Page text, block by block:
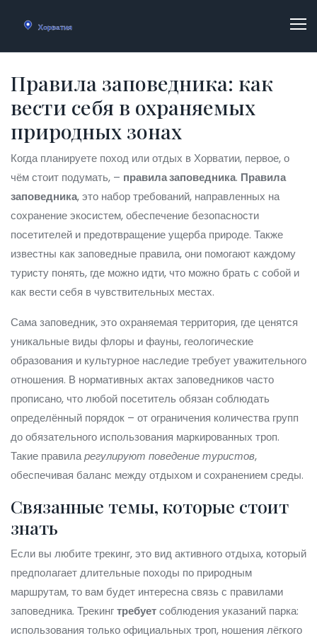
Правила заповедника: как
вести себя в охраняемых
природных зонах
Когда планируете поход или отдых в Хорватии, первое, о
чём стоит подумать, – правила заповедника. Правила
заповедника,это набор требований, направленных на
сохранение экосистем, обеспечение безопасности
посетителей и предотвращение ущерба природе. Также
известны какзаповедные правила, они помогают каждому
туристу понять, где можно идти, что можно брать с собой и
как вести себя в чувствительных местах.
Самазаповедник,это охраняемая территория, где ценятся
уникальные виды флоры и фауны, геологические
образования и культурное наследиетребует уважительного
отношения. В нормативных актах заповедников часто
прописано, что любой посетитель обязан соблюдать
определённый порядок – от ограничения количества групп
до обязательного использования маркированных троп.
Такие правиларегулируют поведение туристов,
обеспечивая баланс между отдыхом и сохранением среды.
Связанные темы, которые стоит
знать
Если вы любитетрекинг,это вид активного отдыха, который
предполагает длительные походы по природным
маршрутам, то вам будет интересна связь с правилами
заповедника. Трекингтребуетсоблюдения указаний парка:
использования только официальных троп, ношения лёгкого